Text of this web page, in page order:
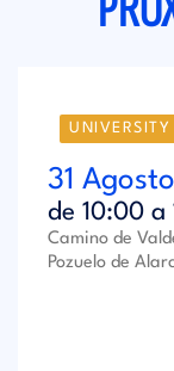
UNIVERSITY
31 Agosto
de 10:00 a
Camino de
Pozuelo de